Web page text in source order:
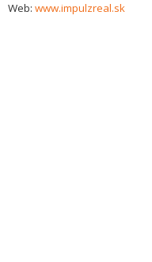
Web: www.impulzreal.sk